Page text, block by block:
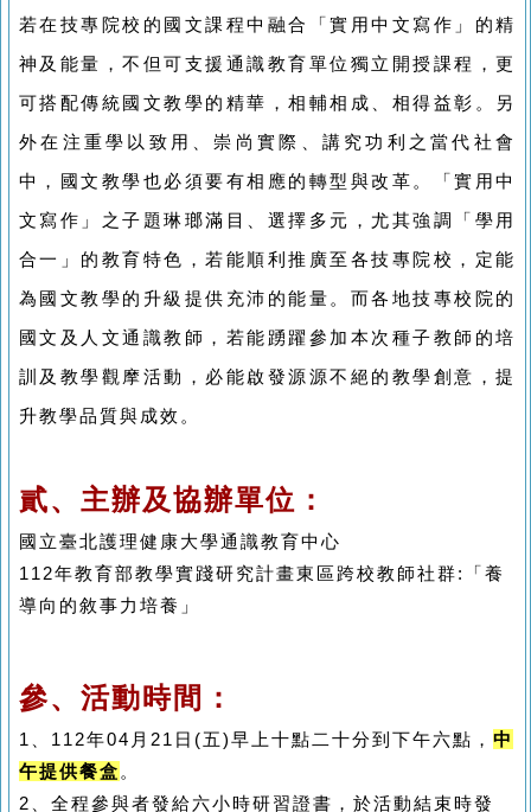
若在技專院校的國文課程中融合「實用中文寫作」的精
神及能量，不但可支援通識教育單位獨立開授課程，更
可搭配傳統國文教學的精華，相輔相成、相得益彰。另
外在注重學以致用、崇尚實際、講究功利之當代社會
中，國文教學也必須要有相應的轉型與改革。「實用中
文寫作」之子題琳瑯滿目、選擇多元，尤其強調「學用
合一」的教育特色，若能順利推廣至各技專院校，定能
為國文教學的升級提供充沛的能量。而各地技專校院的
國文及人文通識教師，若能踴躍參加本次種子教師的培
訓及教學觀摩活動，必能啟發源源不絕的教學創意，提
升教學品質與成效。
貳、主辦及協辦單位：
國立臺北護理健康大學通識教育中心
112年教育部教學實踐研究計畫東區跨校教師社群:「養
導向的敘事力培養」
參、活動時間：
1、112年04月21日(五)早上十點二十分到下午六點， 中
午提供餐盒 。
2、全程參與者發給六小時研習證書，於活動結束時發